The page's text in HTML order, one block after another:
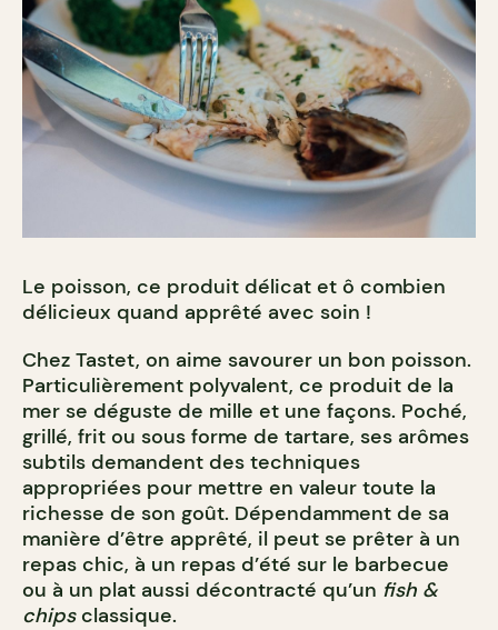
Le poisson, ce produit délicat et ô combien
délicieux quand apprêté avec soin !
Chez Tastet, on aime savourer un bon poisson.
Particulièrement polyvalent, ce produit de la
mer se déguste de mille et une façons. Poché,
grillé, frit ou sous forme de tartare, ses arômes
subtils demandent des techniques
appropriées pour mettre en valeur toute la
richesse de son goût. Dépendamment de sa
manière d’être apprêté, il peut se prêter à un
repas chic, à un repas d’été sur le barbecue
ou à un plat aussi décontracté qu’un fish &
chipsclassique.